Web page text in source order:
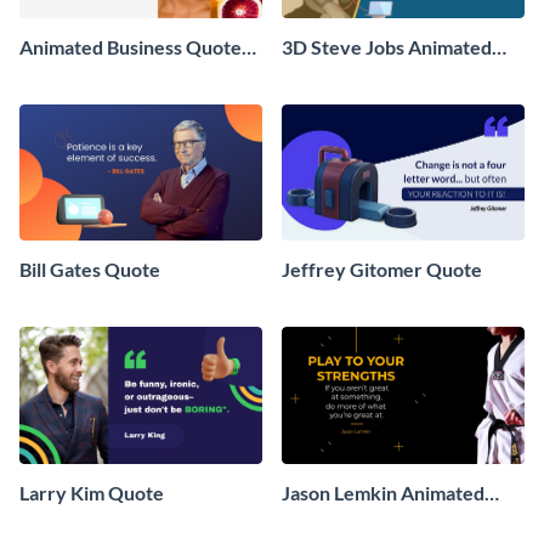
Animated Business Quotes
3D Steve Jobs Animated
Bill Gates Quote Jeffrey Gitomer Quote
Larry Kim Quote
Jason Lemkin Animated